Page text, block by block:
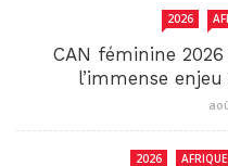
2026
CAN féminine
l’immense
2026 AFRIQUE